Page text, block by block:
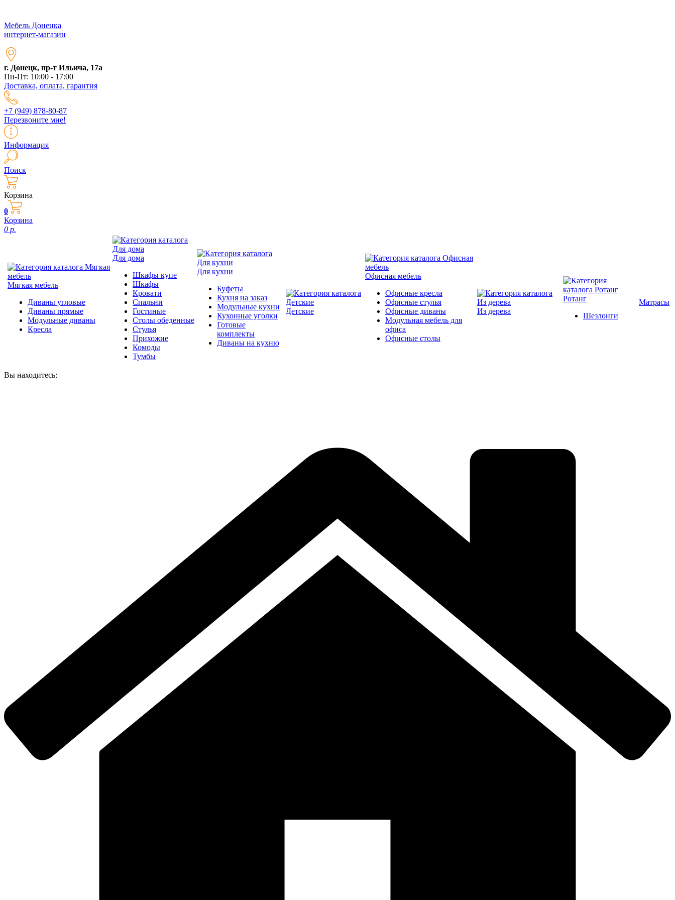
Мебель Донецка
интернет-магазин
г. Донецк, пр-т Ильича, 17а
Пн-Пт: 10:00 - 17:00
Доставка, оплата, гарантия
+7 (949) 878-80-87
Перезвоните мне!
Информация
Поиск
Корзина
0
Корзина
0 р.
Мягкая мебель
Диваны угловые
Диваны прямые
Модульные диваны
Кресла
Для дома
Шкафы купе
Шкафы
Кровати
Спальни
Гостиные
Столы обеденные
Стулья
Прихожие
Комоды
Тумбы
Для кухни
Буфеты
Кухня на заказ
Модульные кухни
Кухонные уголки
Готовые
комплекты
Диваны на кухню
Детские
Офисная мебель
Офисные кресла
Офисные стулья
Офисные диваны
Модульная мебель для
офиса
Офисные столы
Из дерева
Ротанг
Шезлонги
Матрасы
Вы находитесь: